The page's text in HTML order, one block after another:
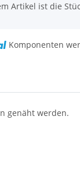
Artikel ist die
Komponenten
genäht werden.